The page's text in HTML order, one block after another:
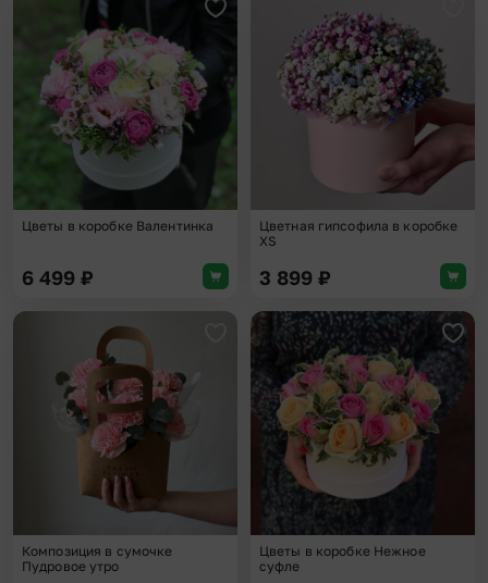
Добавить в избранное
Цветы в коробке Валентинка
6 499 ₽
Цветная гипсофила в коробке
XS
3 899 ₽
Добавить в избранное
Композиция в сумочке
Пудровое утро
Цветы в коробке Нежное
суфле